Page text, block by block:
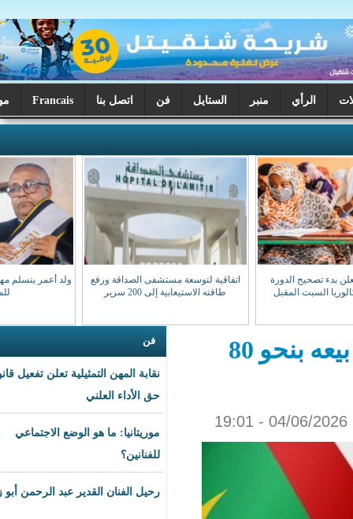
الستايل فن اتصل بنا Francais موريتانيا اليوم
اتفاقية لتوسعة مستشفى الصداقة ورفع
طاقته الاستيعابية إلى 200 سرير
ولد أعمر يتسلم مهامه نقيبا للهيئة الوطنية
فن
نقابة المهن التمثيلية تعلن تفعيل قانون
موريتانيا: ما هو الوضع الاجتماعي
رحيل الفنان القدير عبد الرحمن أبو زهرة
غزواني: تكلفة لتر "الگازوال" تفوق سعر بيعه بنحو 80